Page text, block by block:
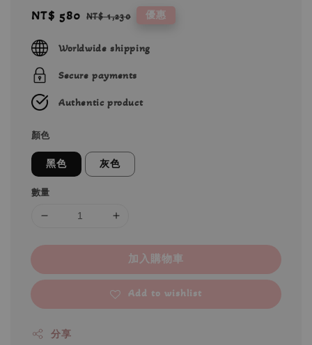
Sale
NT$ 580 Regular
NT$ 1,230 優惠
Worldwide shipping
Secure payments
Authentic product
顏色
黑色 灰色
數量
加入購物車
Add to wishlist
分享